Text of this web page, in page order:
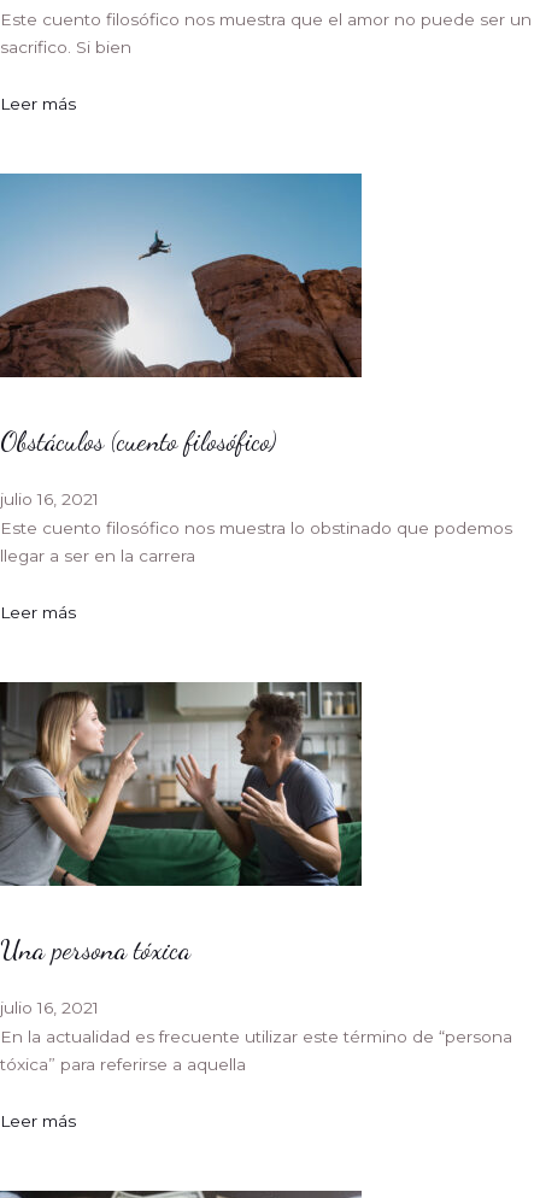
Este cuento filosófico nos muestra que el amor no puede ser un
sacrifico. Si bien
Leer más
Obstáculos (cuento filosófico)
julio 16, 2021
Este cuento filosófico nos muestra lo obstinado que podemos
llegar a ser en la carrera
Leer más
Una persona tóxica
julio 16, 2021
En la actualidad es frecuente utilizar este término de “persona
tóxica” para referirse a aquella
Leer más